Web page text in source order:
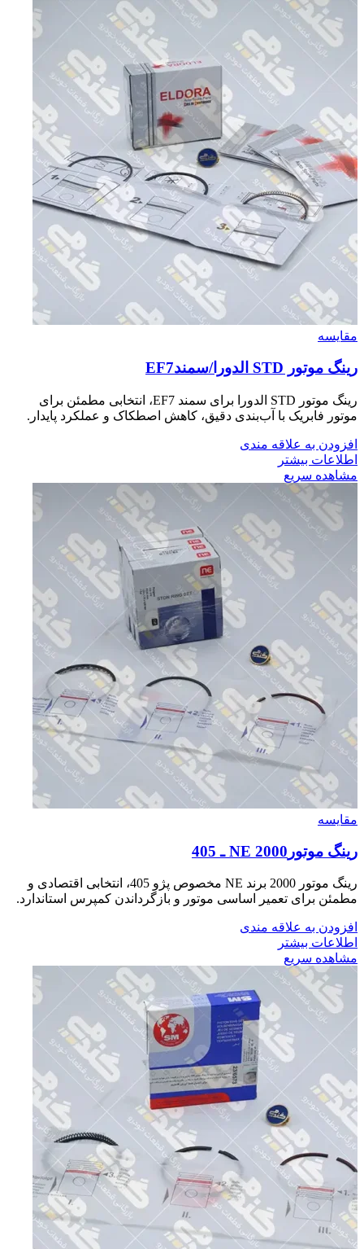
مقایسه
رينگ موتور STD الدورا/سمندEF7
رینگ موتور STD الدورا برای سمند EF7، انتخابی مطمئن برای
موتور فابریک با آب‌بندی دقیق، کاهش اصطکاک و عملکرد پایدار.
افزودن به علاقه مندی
اطلاعات بیشتر
مشاهده سریع
مقایسه
رينگ موتور2000 NE ـ 405
رینگ موتور 2000 برند NE مخصوص پژو 405، انتخابی اقتصادی و
مطمئن برای تعمیر اساسی موتور و بازگرداندن کمپرس استاندارد.
افزودن به علاقه مندی
اطلاعات بیشتر
مشاهده سریع